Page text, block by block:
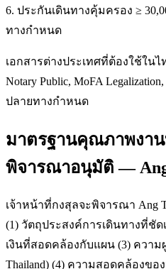
6. ประกันเดินทางคุ้มครอง ≥
ทางกำหนด
เอกสารต่างประเทศที่ต้องใช้ใน
Notary Public, MoFA
ปลายทางกำหนด
มาตรฐานคุณภาพงา
พิจารณาอนุมัติ —
เจ้าหน้าที่กงสุลจะพิจารณา Ang
(1) วัตถุประสงค์การเดินทางที่ชั
เงินที่สอดคล้องกับแผน (3) ความ
Thailand) (4) ความสอดคล้องขอ